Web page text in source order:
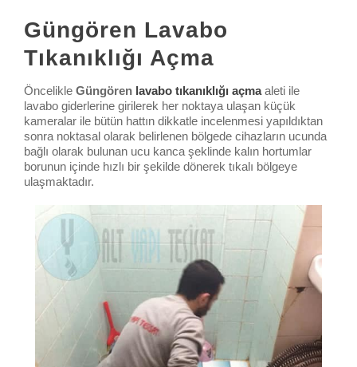
Güngören Lavabo
Tıkanıklığı Açma
Öncelikle Güngören lavabo tıkanıklığı açmaaleti ile
lavabo giderlerine girilerek her noktaya ulaşan küçük
kameralar ile bütün hattın dikkatle incelenmesi yapıldıktan
sonra noktasal olarak belirlenen bölgede cihazların ucunda
bağlı olarak bulunan ucu kanca şeklinde kalın hortumlar
borunun içinde hızlı bir şekilde dönerek tıkalı bölgeye
ulaşmaktadır.